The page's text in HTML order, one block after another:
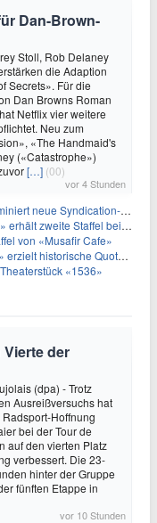
Dan-Brown-
Stoll, Rob Delaney
die Adaption
Secrets». Für die
Dan Browns Roman
Netflix vier weitere
Neu zum
«The Handmaid's
(«Catastrophe»)
[…] (00)
vor 4 Stunden
neue Syndication-Formate
zweite Staffel bei Peacock
von «Musafir Cafe»
Quotenserie für NBC
«1536»
der
(dpa) - Trotz
Ausreißversuchs hat
Hoffnung
bei der Tour de
auf den vierten Platz
verbessert. Die 23-
hinter der Gruppe
fünften Etappe in
vor 10 Stunden